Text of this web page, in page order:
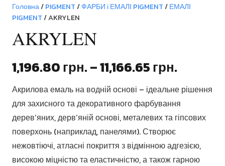
Головна/PIGMENT/ФАРБИ і ЕМАЛІ PIGMENT/ЕМАЛІ
PIGMENT/ AKRYLEN
AKRYLEN
1,196.80грн.–11,166.65грн.
від
до
Акрилова емаль на водній основі – ідеальне рішення
для захисного та декоративного фарбування
дерев’яних, дерв’яній основі, металевих та гіпсових
поверхонь (наприклад, панелями). Створює
нежовтіючі, атласні покриття з відмінною адгезією,
високою міцністю та еластичністю, а також гарною